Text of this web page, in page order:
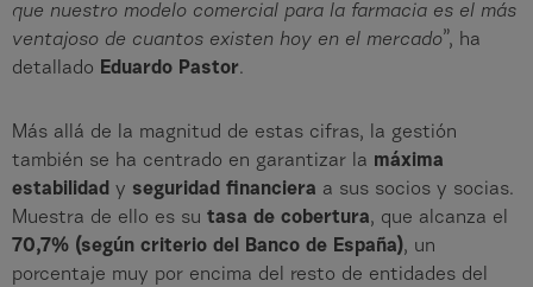
que nuestro modelo comercial para la farmacia es el más
ventajoso de cuantos existen hoy en el mercado”, ha
detallado Eduardo Pastor.
Más allá de la magnitud de estas cifras, la gestión
también se ha centrado en garantizar la máxima
estabilidad y seguridad financiera a sus socios y socias.
Muestra de ello es su tasa de cobertura, que alcanza el
70,7% (según criterio del Banco de España), un
porcentaje muy por encima del resto de entidades del